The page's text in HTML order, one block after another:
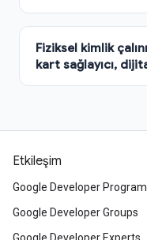
Etkileşim
Google Developer Program
Google Developer Groups